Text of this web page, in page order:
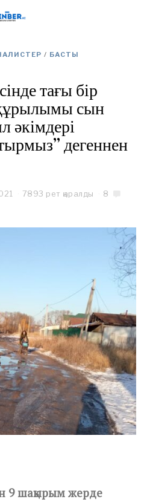
/ БАСТЫ
тағы бір
сын
әкімдері
дегеннен
i
1
7893 рет қаралды 8
9 шақырым жерде